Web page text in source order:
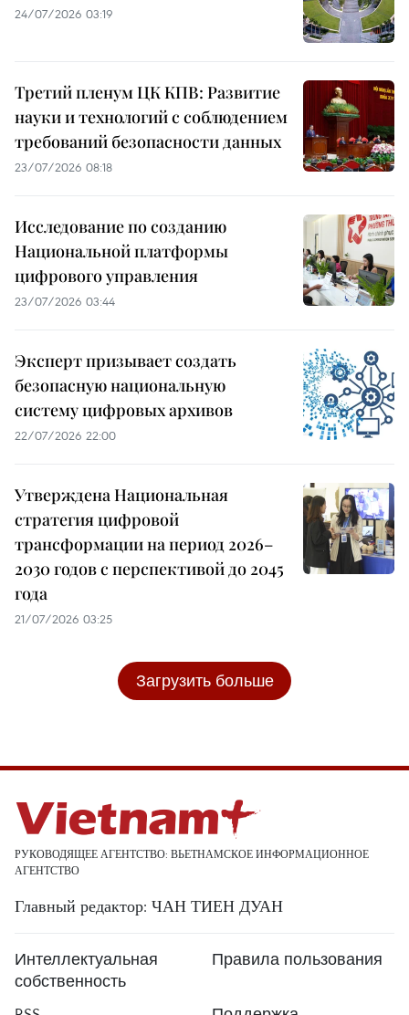
24/07/2026 03:19
Третий пленум ЦК КПВ: Развитие
науки и технологий с соблюдением
требований безопасности данных
23/07/2026 08:18
Исследование по созданию
Национальной платформы
цифрового управления
23/07/2026 03:44
Эксперт призывает создать
безопасную национальную
систему цифровых архивов
22/07/2026 22:00
Утверждена Национальная
стратегия цифровой
трансформации на период 2026–
2030 годов с перспективой до 2045
года
21/07/2026 03:25
Загрузить больше
РУКОВОДЯЩЕЕ АГЕНТСТВО: ВЬЕТНАМСКОЕ ИНФОРМАЦИОННОЕ
АГЕНТСТВО
Главный редактор: ЧАН ТИЕН ДУАН
Интеллектуальная
собственность
Правила пользования